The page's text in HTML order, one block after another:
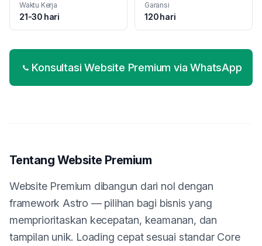
Waktu Kerja
21-30 hari
Garansi
120 hari
Konsultasi Website Premium via WhatsApp
Tentang Website Premium
Website Premium dibangun dari nol dengan
framework Astro — pilihan bagi bisnis yang
memprioritaskan kecepatan, keamanan, dan
tampilan unik. Loading cepat sesuai standar Core